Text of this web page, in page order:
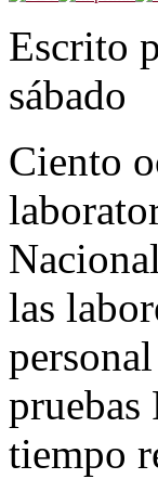
Escrito
sábado
Ciento
las
pruebas
tiempo